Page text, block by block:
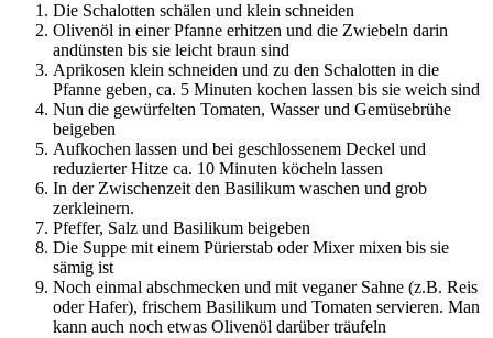
Die Schalotten schälen und klein schneiden
Olivenöl in einer Pfanne erhitzen und die Zwiebeln darin
andünsten bis sie leicht braun sind
Aprikosen klein schneiden und zu den Schalotten in die
Pfanne geben, ca. 5 Minuten kochen lassen bis sie weich sind
Nun die gewürfelten Tomaten, Wasser und Gemüsebrühe
beigeben
Aufkochen lassen und bei geschlossenem Deckel und
reduzierter Hitze ca. 10 Minuten köcheln lassen
In der Zwischenzeit den Basilikum waschen und grob
zerkleinern.
Pfeffer, Salz und Basilikum beigeben
Die Suppe mit einem Pürierstab oder Mixer mixen bis sie
sämig ist
Noch einmal abschmecken und mit veganer Sahne (z.B. Reis
oder Hafer), frischem Basilikum und Tomaten servieren. Man
kann auch noch etwas Olivenöl darüber träufeln